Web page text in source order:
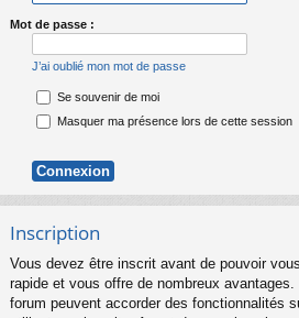
Mot de passe :
J’ai oublié mon mot de passe
Se souvenir de moi
Masquer ma présence lors de cette session
Inscription
Vous devez être inscrit avant de pouvoir
rapide et vous offre de nombreux
forum peuvent accorder des fonctionnalités